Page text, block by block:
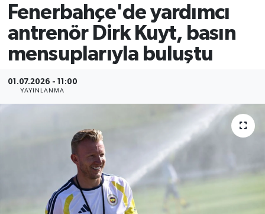
Fenerbahçe'de yardımcı
antrenör Dirk Kuyt, basın
mensuplarıyla buluştu
01.07.2026 - 11:00
YAYINLANMA
Tüm Manşetler
Son Dakika Haberleri
Haber Arşivi